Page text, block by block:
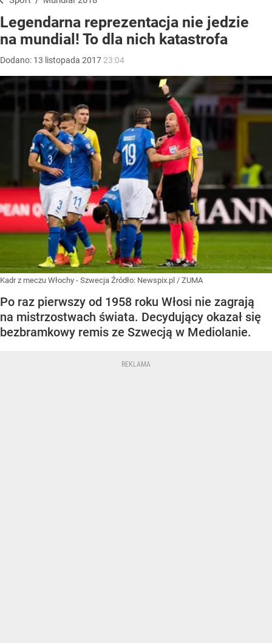
Legendarna reprezentacja nie jedzie
na mundial! To dla nich katastrofa
Dodano: 13 listopada 2017 23:04
Kadr z meczu Włochy - Szwecja Źródło: Newspix.pl / ZUMA
Po raz pierwszy od 1958 roku Włosi nie zagrają
na mistrzostwach świata. Decydujący okazał się
bezbramkowy remis ze Szwecją w Mediolanie.